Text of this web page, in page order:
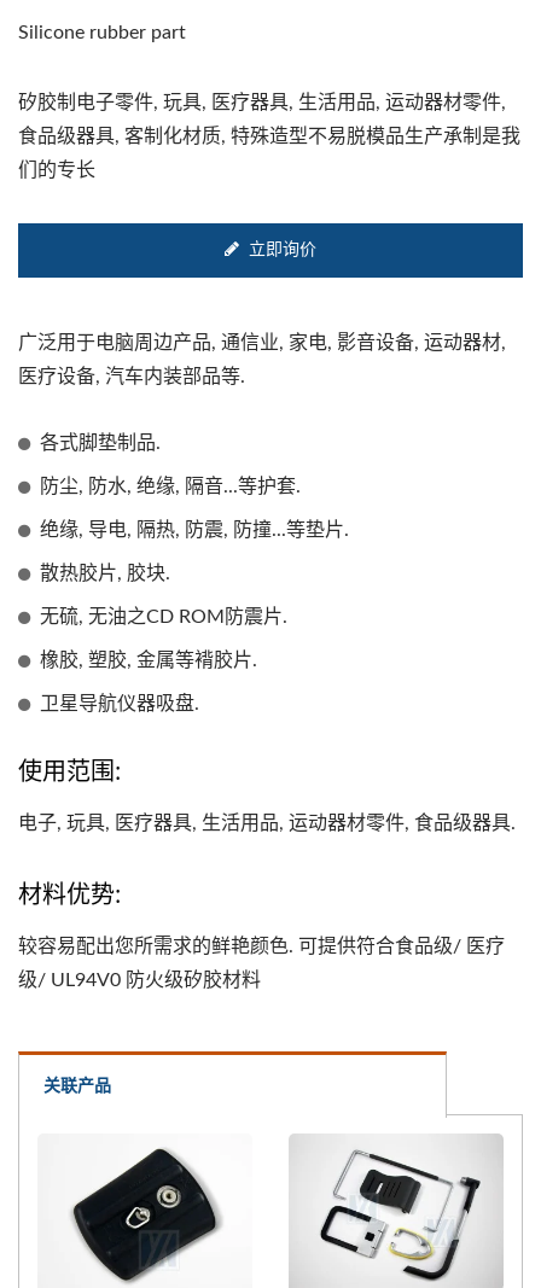
Silicone rubber part
矽胶制电子零件, 玩具, 医疗器具, 生活用品, 运动器材零件,
食品级器具, 客制化材质, 特殊造型不易脱模品生产承制是我
们的专长
立即询价
广泛用于电脑周边产品, 通信业, 家电, 影音设备, 运动器材,
医疗设备, 汽车内装部品等.
各式脚垫制品.
防尘, 防水, 绝缘, 隔音...等护套.
绝缘, 导电, 隔热, 防震, 防撞...等垫片.
散热胶片, 胶块.
无硫, 无油之CD ROM防震片.
橡胶, 塑胶, 金属等褙胶片.
卫星导航仪器吸盘.
使用范围:
电子, 玩具, 医疗器具, 生活用品, 运动器材零件, 食品级器具.
材料优势:
较容易配出您所需求的鲜艳颜色. 可提供符合食品级/ 医疗
级/ UL94V0 防火级矽胶材料
关联产品